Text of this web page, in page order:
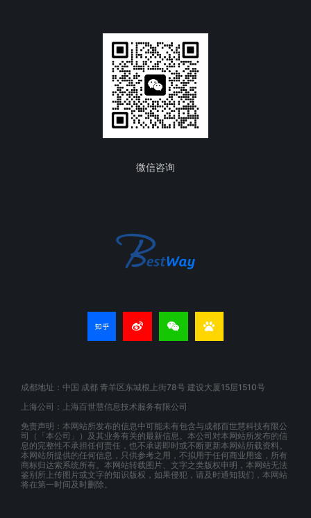
微信咨询
成都地址：中国 成都 青羊区东城根上街78号 建设大厦15层1510号
上海公司：上海百世慧信息技术服务有限公司
免责声明：本网站所发布的信息中可能未有包含与成都百世慧科技有限公
司（「本公司」）及其业务有关的最新信息。本公司对本网站所发布的信
息的完整性不承担任何责任，也不承诺即时或不断更新本网站所载资料。
本网站所提供的任何信息，只供参考之用，不拟用于任何商业用途，所有
商标归达索系统所有。本网站转载图片、文字之类版权申明，本网站无法
鉴别所上传图片或文字的知识版权，如果侵犯，请及时通知我们，本网站
将在第一时间及时删除。